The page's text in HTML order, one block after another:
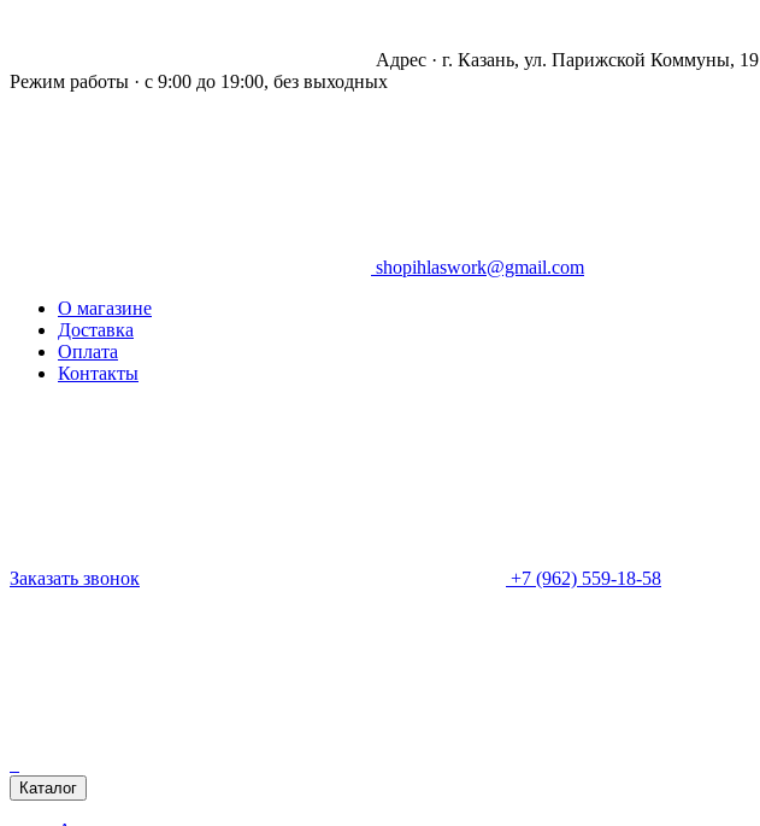
Адрес · г. Казань, ул. Парижской Коммуны, 19
Режим работы · с 9:00 до 19:00, без выходных
shopihlaswork@gmail.com
О магазине
Доставка
Оплата
Контакты
Заказать звонок +7 (962) 559-18-58
Каталог